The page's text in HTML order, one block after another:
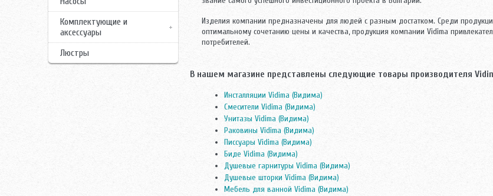
Комплектующие и
аксессуары
Люстры
Изделия компании предназначены для людей с разным достатком. Среди
оптимальному сочетанию цены и качества, продукция компании Vidima
потребителей.
В нашем магазине представлены следующие товары производителя
Инсталляции Vidima (Видима)
Смесители Vidima (Видима)
Унитазы Vidima (Видима)
Раковины Vidima (Видима)
Писсуары Vidima (Видима)
Биде Vidima (Видима)
Душевые гарнитуры Vidima (Видима)
Душевые шторки Vidima (Видима)
Мебель для ванной Vidima (Видима)